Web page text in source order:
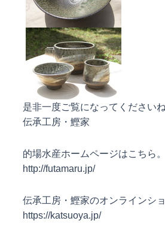
是非一度ご覧になってくださいね
伝承工房・鰹家
的場水産ホームページはこちら。
http://futamaru.jp/
伝承工房・鰹家のオンラインシ
https://katsuoya.jp/